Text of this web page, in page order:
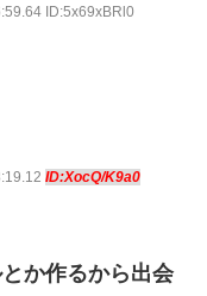
ID:5x69xBRl0
ID:XocQ/K9a0
か作るから出会